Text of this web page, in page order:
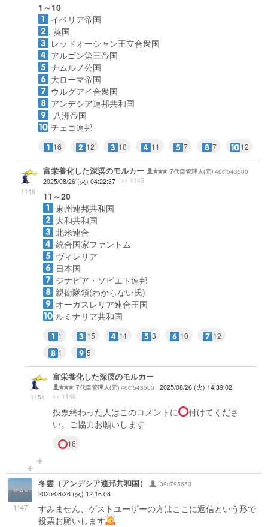
1～10
イベリア帝国
. 英国
レッドオーシャン王立合衆国
アルゴン第三帝国
ナムルノ公国
大ローマ帝国
ウルグアイ合衆国
アンデシア連邦共和国
八洲帝国
チェコ連邦
16 12 10 11 7 7 12
1146
富栄養化した深溟のモルカー 7代目管理人(元) 46cf543500
2025/08/26 (火) 04:22:37
>> 1145
11～20
東州連邦共和国
大和共和国
北米連合
統合国家ファントム
ヴィレリア
日本国
ジナビア・ソビエト連邦
親衛隊領(わからない氏)
オーガスレリア連合王国
ルミナリア共和国
1 15 11 3 10
12
1
5
1151
富栄養化した深溟のモルカー
7代目管理人(元) 46cf543500 2025/08/26 (火) 14:39:02
>> 1146
投票終わった人はこのコメントに
付けてくださ
い。ご協力お願いします
16
1147
冬雲（アンデシア連邦共和国）
f39c795650
2025/08/26 (火) 12:16:08
すみません、ゲストユーザーの方はここに返信という形で
投票お願いします